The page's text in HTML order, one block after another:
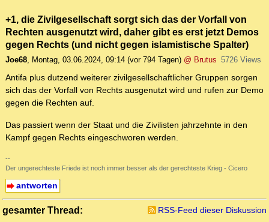
+1, die Zivilgesellschaft sorgt sich das der Vorfall von
Rechten ausgenutzt wird, daher gibt es erst jetzt Demos
gegen Rechts (und nicht gegen islamistische Spalter)
Joe68, Montag, 03.06.2024, 09:14 (vor 794 Tagen) @ Brutus 5726 Views
Antifa plus dutzend weiterer zivilgesellschaftlicher Gruppen sorgen
sich das der Vorfall von Rechts ausgenutzt wird und rufen zur Demo
gegen die Rechten auf.
Das passiert wenn der Staat und die Zivilisten jahrzehnte in den
Kampf gegen Rechts eingeschworen werden.
--
Der ungerechteste Friede ist noch immer besser als der gerechteste Krieg - Cicero
antworten
gesamter Thread:
RSS-Feed dieser Diskussion